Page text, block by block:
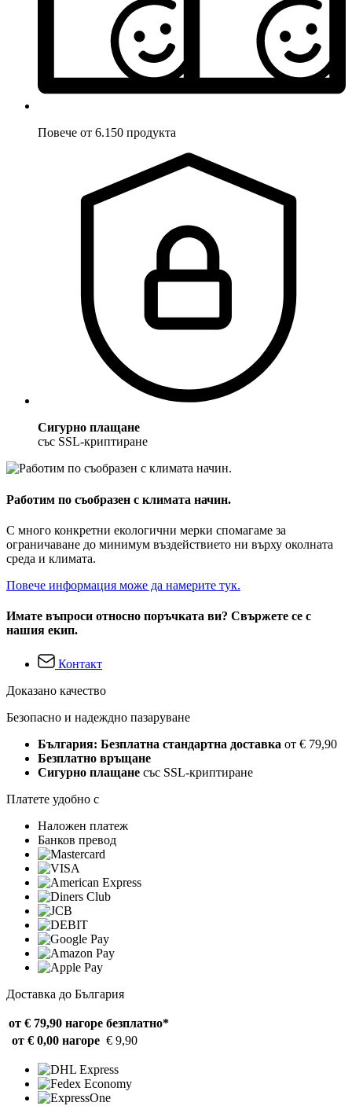
Повече от 6.150 продукта
Сигурно плащане
със SSL-криптиране
Работим по съобразен с климата начин.
С много конкретни екологични мерки спомагаме за
ограничаване до минимум въздействието ни върху околната
среда и климата.
Повече информация може да намерите тук.
Имате въпроси относно поръчката ви? Свържете се с
нашия екип.
Контакт
Доказано качество
Безопасно и надеждно пазаруване
България: Безплатна стандартна доставка от € 79,90
Безплатно връщане
Сигурно плащане със SSL-криптиране
Платете удобно с
Наложен платеж
Банков превод
Доставка до България
от € 79,90 нагоре безплатно*
от € 0,00 нагоре € 9,90